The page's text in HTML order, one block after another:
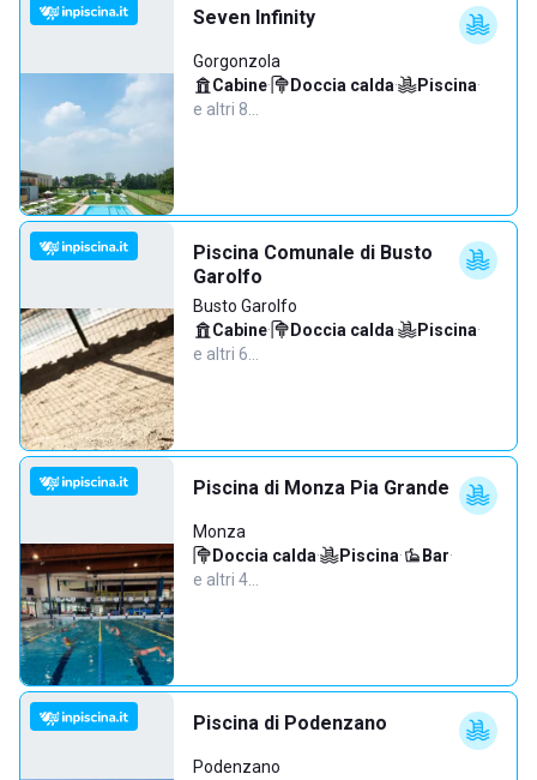
Seven Infinity
Gorgonzola
Cabine· Doccia calda· Piscina·
e altri 8…
Piscina Comunale di Busto
Garolfo
Busto Garolfo
Cabine· Doccia calda· Piscina·
e altri 6…
Piscina di Monza Pia Grande
Monza
Doccia calda· Piscina· Bar·
e altri 4…
Piscina di Podenzano
Podenzano